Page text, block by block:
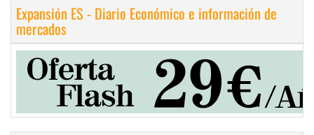
Expansión ES - Diario Económico e información de
mercados